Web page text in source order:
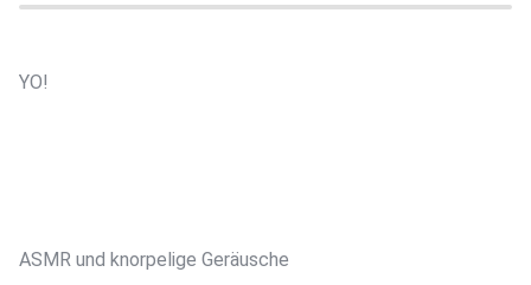
YO!
ASMR und knorpelige Geräusche